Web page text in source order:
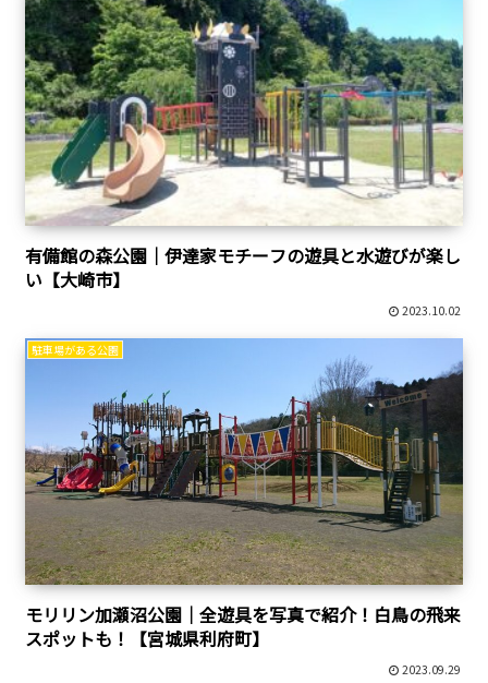
有備館の森公園｜伊達家モチーフの遊具と水遊びが楽し
い【大崎市】
2023.10.02
駐車場がある公園
モリリン加瀬沼公園｜全遊具を写真で紹介！白鳥の飛来
スポットも！【宮城県利府町】
2023.09.29